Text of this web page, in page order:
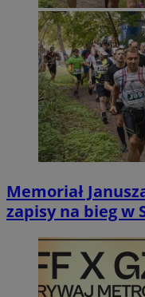
Memoriał
zapisy na bieg w